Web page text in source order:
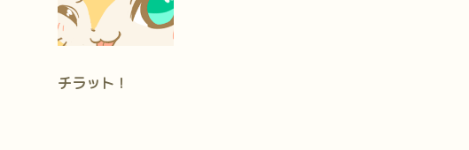
チラット！